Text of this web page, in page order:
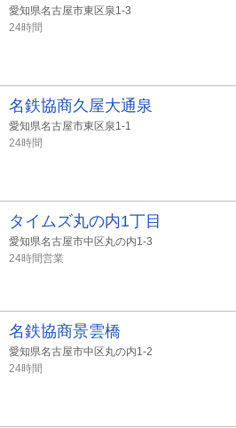
愛知県名古屋市東区泉1-3
24時間
名鉄協商久屋大通泉
愛知県名古屋市東区泉1-1
24時間
タイムズ丸の内1丁目
愛知県名古屋市中区丸の内1-3
24時間営業
名鉄協商景雲橋
愛知県名古屋市中区丸の内1-2
24時間